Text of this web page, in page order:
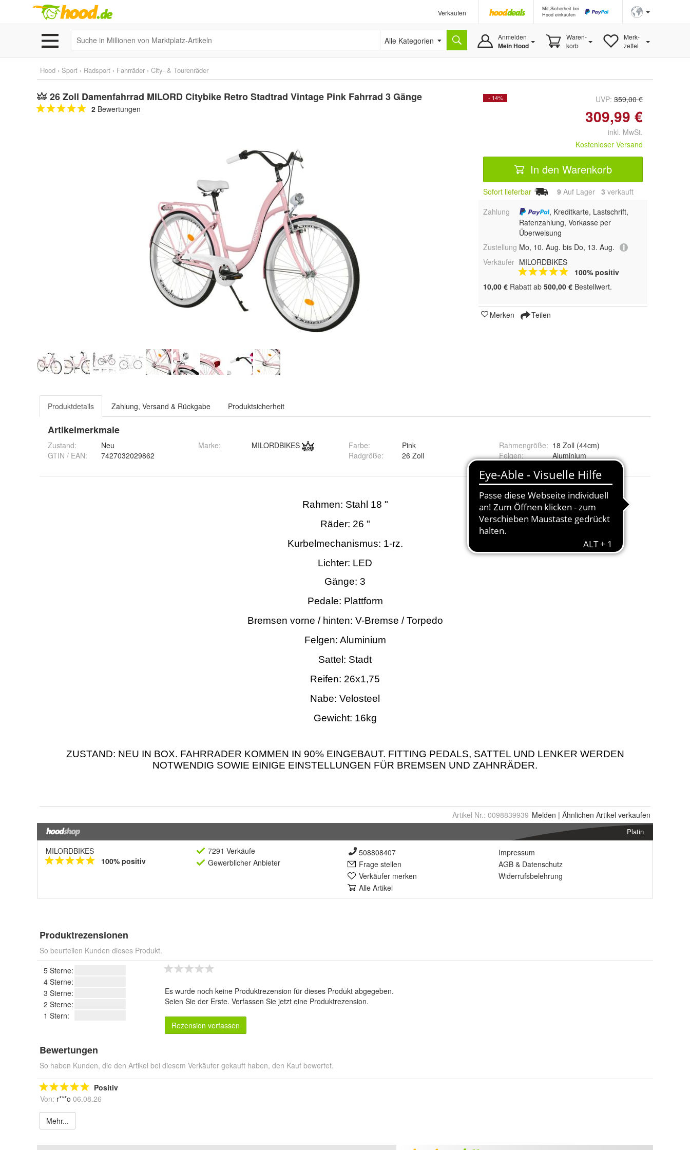
Verkaufen
Mit Sicherheit bei
Hood einkaufen
Alle Kategorien Anmelden
Mein Hood
Waren-
korb
Merk-
zettel
Hood › Sport › Radsport › Fahrräder › City- & Tourenräder
26 Zoll Damenfahrrad MILORD Citybike Retro Stadtrad Vintage Pink Fahrrad 3 Gänge
2 Bewertungen
- 14% UVP: 359,00 €
309,99 €
inkl. MwSt.
Kostenloser Versand
In den Warenkorb
Sofort lieferbar 9 Auf Lager 3 verkauft
Zahlung
, Kreditkarte, Lastschrift,
Ratenzahlung, Vorkasse per
Überweisung
Zustellung Mo, 10. Aug. bis Do, 13. Aug.
Verkäufer MILORDBIKES
100% positiv
10,00 € Rabatt ab 500,00 € Bestellwert.
Merken Teilen
Produktdetails Zahlung, Versand & Rückgabe Produktsicherheit
Artikelmerkmale
Zustand:
Neu
GTIN / EAN:
7427032029862
Marke: MILORDBIKES Farbe:
Pink
Radgröße: 26 Zoll
Rahmengröße: 18 Zoll (44cm)
Felgen: Aluminium
Artikel Nr.: 0098839939 Melden | Ähnlichen Artikel verkaufen
Platin
MILORDBIKES
100% positiv
7291 Verkäufe
Gewerblicher Anbieter
508808407
Frage stellen
Verkäufer merken
Alle Artikel
Impressum
AGB & Datenschutz
Widerrufsbelehrung
Produktrezensionen
So beurteilen Kunden dieses Produkt.
5 Sterne:
4 Sterne:
3 Sterne:
2 Sterne:
1 Stern:
Es wurde noch keine Produktrezension für dieses Produkt abgegeben.
Seien Sie der Erste. Verfassen Sie jetzt eine Produktrezension.
Rezension verfassen
Bewertungen
So haben Kunden, die den Artikel bei diesem Verkäufer gekauft haben, den Kauf bewertet.
Positiv
Von: r***o 06.08.26
Mehr...